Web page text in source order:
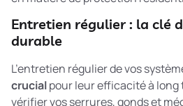
Entretien régulier : la clé
durable
L’entretien régulier de vos
crucialpour leur efficacité à long
vérifier vos serrures, gonds et